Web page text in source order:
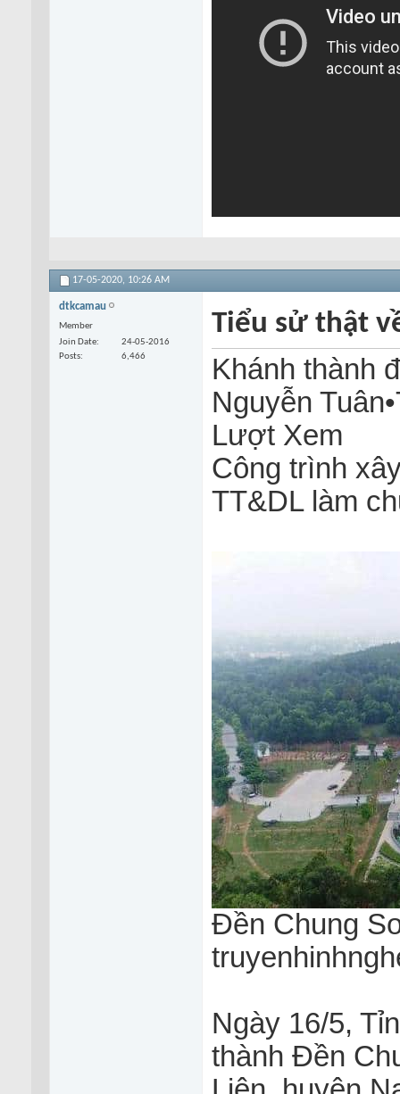
17-05-2020, 10:26 AM
dtkcamau
Member
Join Date
24-05-2016
Posts
6,466
Tiểu sử thật
Khánh thành
Nguyễn
Lượt Xem
Công trình
TT&DL làm
Đền Chung
Ngày 16/5,
thành Đền